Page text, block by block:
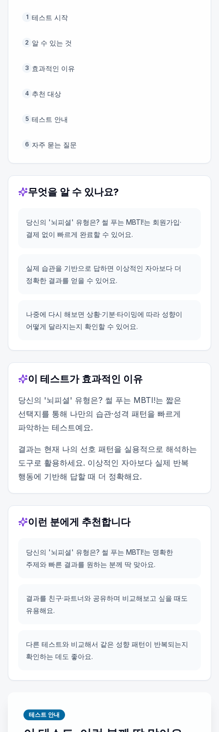
1 테스트 시작
2 알 수 있는 것
3 효과적인 이유
4 추천 대상
5 테스트 안내
6 자주 묻는 질문
무엇을 알 수 있나요?
당신의 '뇌피셜' 유형은? 썰 푸는 MBTI!는 회원가입·
결제 없이 빠르게 완료할 수 있어요.
실제 습관을 기반으로 답하면 이상적인 자아보다 더
정확한 결과를 얻을 수 있어요.
나중에 다시 해보면 상황·기분·타이밍에 따라 성향이
어떻게 달라지는지 확인할 수 있어요.
이 테스트가 효과적인 이유
당신의 '뇌피셜' 유형은? 썰 푸는 MBTI!는 짧은
선택지를 통해 나만의 습관·성격 패턴을 빠르게
파악하는 테스트예요.
결과는 현재 나의 선호 패턴을 실용적으로 해석하는
도구로 활용하세요. 이상적인 자아보다 실제 반복
행동에 기반해 답할 때 더 정확해요.
이런 분에게 추천합니다
당신의 '뇌피셜' 유형은? 썰 푸는 MBTI!는 명확한
주제와 빠른 결과를 원하는 분께 딱 맞아요.
결과를 친구·파트너와 공유하며 비교해보고 싶을 때도
유용해요.
다른 테스트와 비교해서 같은 성향 패턴이 반복되는지
확인하는 데도 좋아요.
테스트 안내